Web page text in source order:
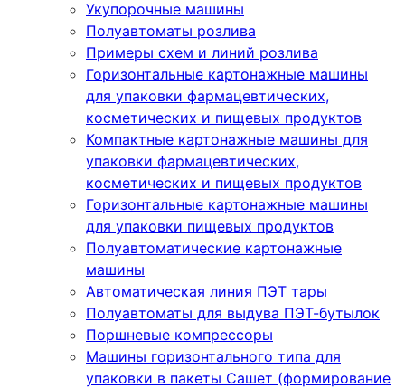
Укупорочные машины
Полуавтоматы розлива
Примеры схем и линий розлива
Горизонтальные картонажные машины
для упаковки фармацевтических,
косметических и пищевых продуктов
Компактные картонажные машины для
упаковки фармацевтических,
косметических и пищевых продуктов
Горизонтальные картонажные машины
для упаковки пищевых продуктов
Полуавтоматические картонажные
машины
Автоматическая линия ПЭТ тары
Полуавтоматы для выдува ПЭТ-бутылок
Поршневые компрессоры
Машины горизонтального типа для
упаковки в пакеты Сашет (формирование